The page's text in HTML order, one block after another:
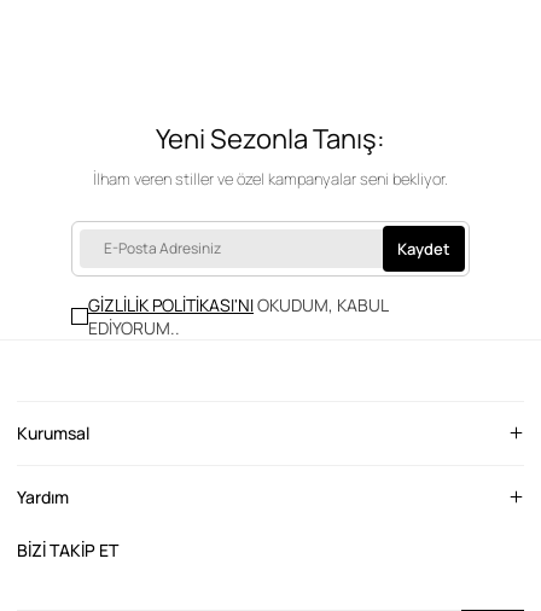
Yeni Sezonla Tanış:
İlham veren stiller ve özel kampanyalar seni bekliyor.
Kaydet
GİZLİLİK POLİTİKASI'NIOKUDUM, KABUL
EDİYORUM..
Kurumsal
Yardım
BİZİ TAKİP ET